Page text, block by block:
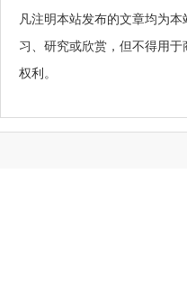
凡注明本站发布的文章均为
习、研究或欣赏，但不得用
权利。